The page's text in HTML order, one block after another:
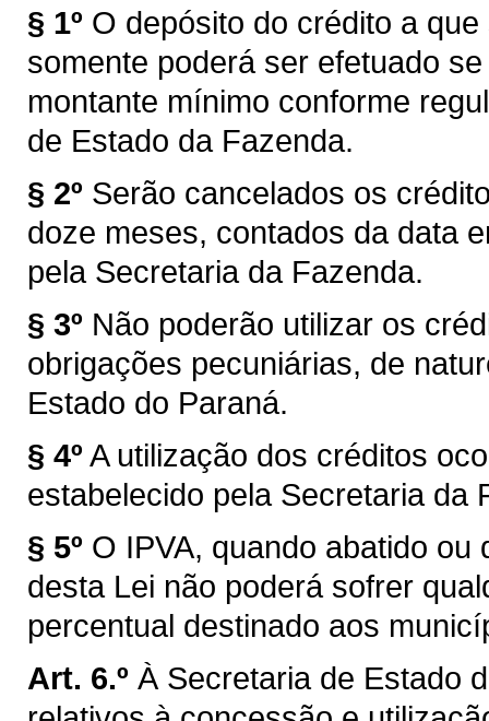
§ 1º O depósito do crédito a
somente poderá ser efetuado
montante mínimo conforme
de Estado da Fazenda.
§ 2º Serão cancelados os
doze meses, contados da data
pela Secretaria da Fazenda.
§ 3º Não poderão utilizar os
obrigações pecuniárias, de
Estado do Paraná.
§ 4º A utilização dos créditos
estabelecido pela Secretaria da
§ 5º O IPVA, quando abatido ou
desta Lei não poderá sofrer
percentual destinado aos
Art. 6.º À Secretaria de Estado